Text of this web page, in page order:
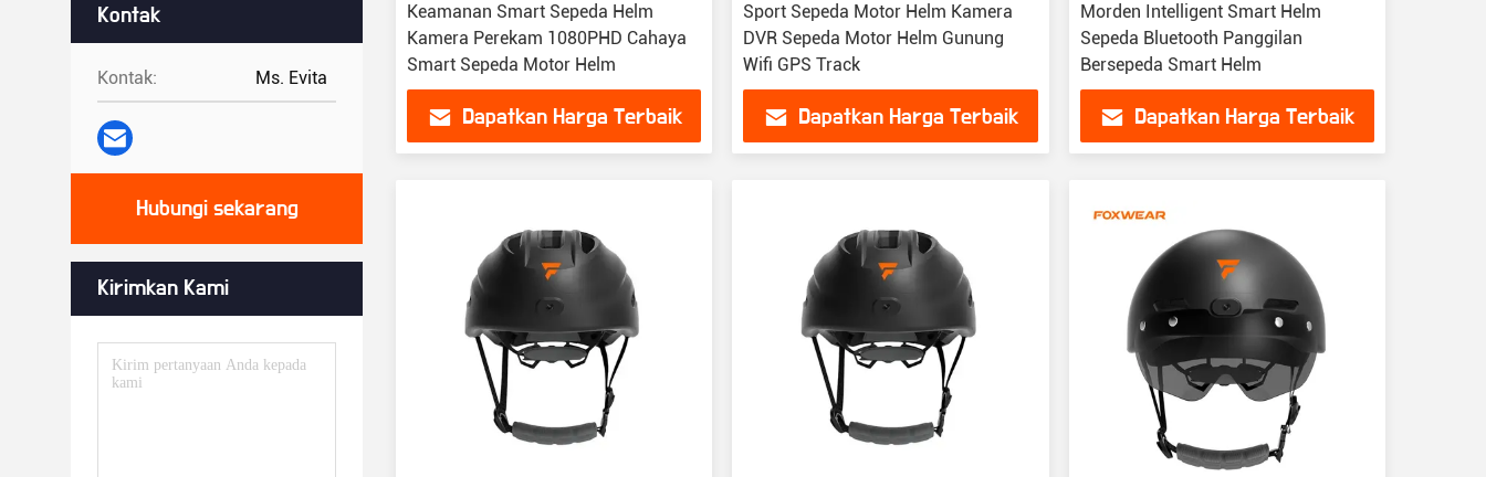
Kontak
Kontak: Ms. Evita
Hubungi sekarang
Kirimkan Kami
Keamanan Smart Sepeda Helm
Kamera Perekam 1080PHD Cahaya
Smart Sepeda Motor Helm
Dapatkan Harga Terbaik
Sport Sepeda Motor Helm Kamera
DVR Sepeda Motor Helm Gunung
Wifi GPS Track
Dapatkan Harga Terbaik
Morden Intelligent Smart Helm
Sepeda Bluetooth Panggilan
Bersepeda Smart Helm
Dapatkan Harga Terbaik